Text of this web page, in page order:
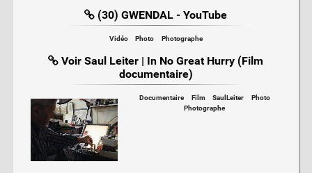
(30) GWENDAL - YouTube
Vidéo Photo Photographe
Voir Saul Leiter | In No Great Hurry (Film
documentaire)
Documentaire Film SaulLeiter
Photo
Photographe